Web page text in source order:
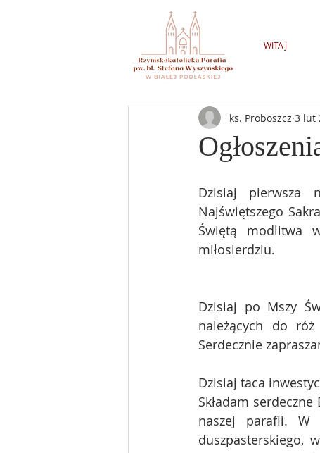
WITAJ
ks. Proboszcz 3 lut
Dzisiaj pierwsza
Najświętszego
Świętą modlitwa
miłosierdziu.
Dzisiaj po Mszy
należących do
Serdecznie
Dzisiaj taca
Składam
naszej parafii. W
duszpasterskiego,